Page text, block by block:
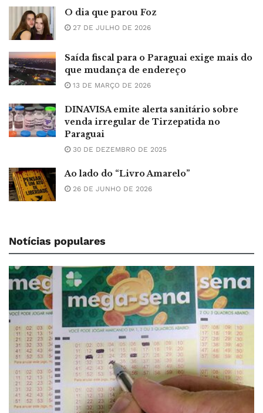
O dia que parou Foz
27 DE JULHO DE 2026
Saída fiscal para o Paraguai exige mais do
que mudança de endereço
13 DE MARÇO DE 2026
DINAVISA emite alerta sanitário sobre
venda irregular de Tirzepatida no
Paraguai
30 DE DEZEMBRO DE 2025
Ao lado do “Livro Amarelo”
26 DE JUNHO DE 2026
Notícias populares